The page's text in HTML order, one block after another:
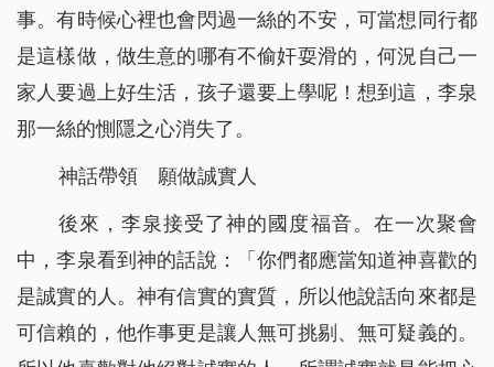
事。有時候心裡也會閃過一絲的不安，可當想同行都
是這樣做，做生意的哪有不偷奸耍滑的，何況自己一
家人要過上好生活，孩子還要上學呢！想到這，李泉
那一絲的惻隱之心消失了。
神話帶領 願做誠實人
後來，李泉接受了神的國度福音。在一次聚會
中，李泉看到神的話說：「你們都應當知道神喜歡的
是誠實的人。神有信實的實質，所以他說話向來都是
可信賴的，他作事更是讓人無可挑剔、無可疑義的。